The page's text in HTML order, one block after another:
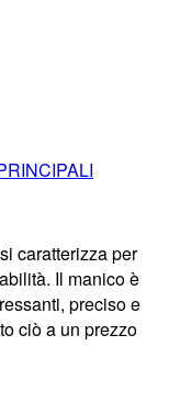
caratterizza per
Il manico è
preciso e
ciò a un prezzo